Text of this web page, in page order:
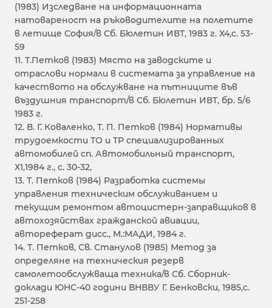
(1983) Изследване на информационната
натовареност на ръководителите на полетите
в летище София/в Сб. Бюлетин ИВТ, 1983 г. Х4,с. 53-
59
11. Т.Петков (1983) Място на заводските и
отраслови нормали в системата за управление на
качеството на обслужване на пътниците във
въздушния транспорт/в Сб. Бюлетин ИВТ, бр. 5/6
1983 г.
12. В. Г. Коваленко, Т. П. Петков (1984) Нормативы
трудоемкости ТО и ТР специализированных
автомобилей сп. Автомобильный транспорт,
Х1,1984 г., с. 30-32,
13. Т. Петков (1984) Разработка системы
управления техническим обслуживанием и
текущим ремонтом автоцистерн-заправщиков в
автохозяйствах гражданской авиации,
автореферат дисс., М.:МАДИ, 1984 г.
14. Т. Петков, Св. Станулов (1985) Метод за
определяне на техническия резерв
самолетообслужваща техника/в Сб. Сборник-
доклади ЮНС-40 години ВНВВУ Г. Бенковски, 1985,с.
251-258